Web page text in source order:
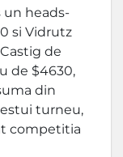
un heads-
si Vidrutz
de
de $4630,
din
turneu,
competitia